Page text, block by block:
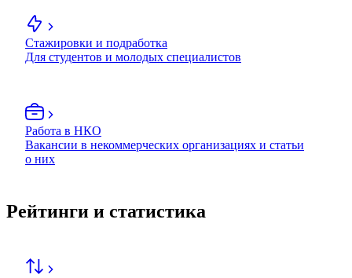
Стажировки и подработка
Для студентов и молодых специалистов
Работа в НКО
Вакансии в некоммерческих организациях и статьи
о них
Рейтинги и статистика